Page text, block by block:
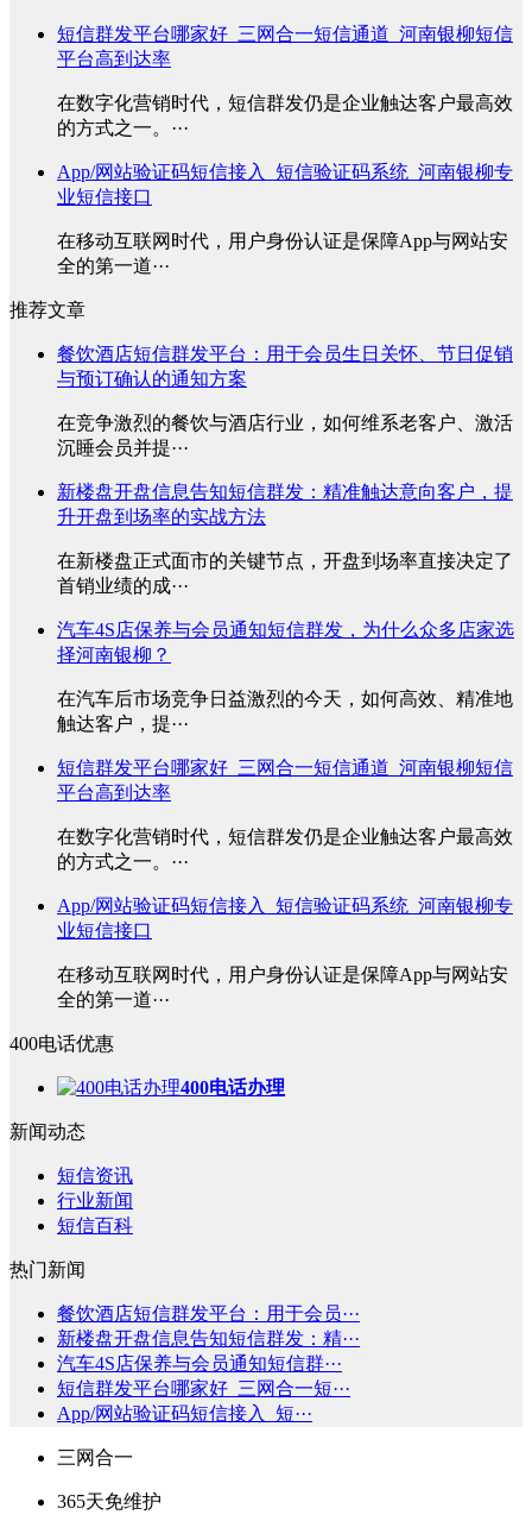
短信群发平台哪家好_三网合一短信通道_河南银柳短信
平台高到达率
在数字化营销时代，短信群发仍是企业触达客户最高效
的方式之一。···
App/网站验证码短信接入_短信验证码系统_河南银柳专
业短信接口
在移动互联网时代，用户身份认证是保障App与网站安
全的第一道···
推荐文章
餐饮酒店短信群发平台：用于会员生日关怀、节日促销
与预订确认的通知方案
在竞争激烈的餐饮与酒店行业，如何维系老客户、激活
沉睡会员并提···
新楼盘开盘信息告知短信群发：精准触达意向客户，提
升开盘到场率的实战方法
在新楼盘正式面市的关键节点，开盘到场率直接决定了
首销业绩的成···
汽车4S店保养与会员通知短信群发，为什么众多店家选
择河南银柳？
在汽车后市场竞争日益激烈的今天，如何高效、精准地
触达客户，提···
短信群发平台哪家好_三网合一短信通道_河南银柳短信
平台高到达率
在数字化营销时代，短信群发仍是企业触达客户最高效
的方式之一。···
App/网站验证码短信接入_短信验证码系统_河南银柳专
业短信接口
在移动互联网时代，用户身份认证是保障App与网站安
全的第一道···
400电话优惠
400电话办理
新闻动态
短信资讯
行业新闻
短信百科
热门新闻
餐饮酒店短信群发平台：用于会员···
新楼盘开盘信息告知短信群发：精···
汽车4S店保养与会员通知短信群···
短信群发平台哪家好_三网合一短···
App/网站验证码短信接入_短···
三网合一
365天免维护